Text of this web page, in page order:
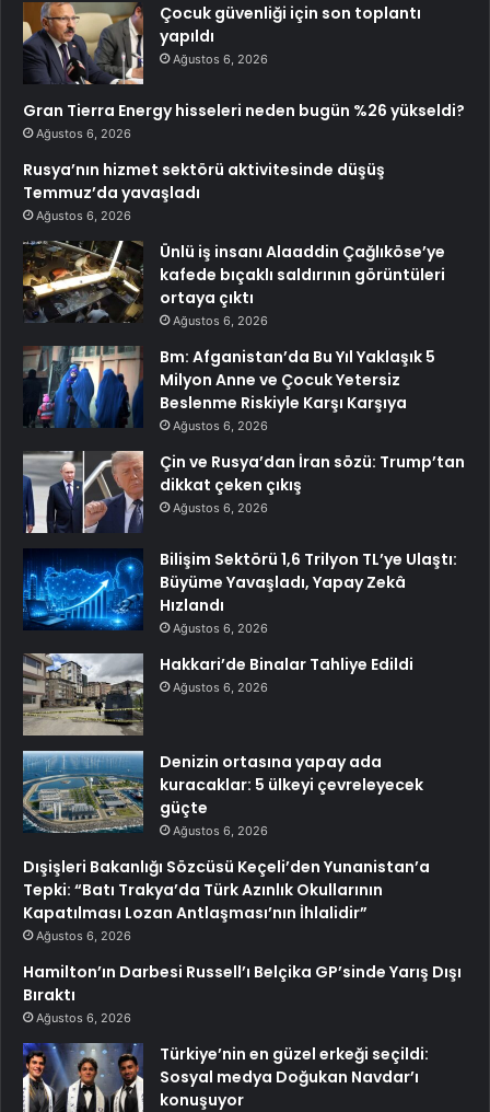
Çocuk güvenliği için son toplantı
yapıldı
Ağustos 6, 2026
Gran Tierra Energy hisseleri neden bugün %26 yükseldi?
Ağustos 6, 2026
Rusya’nın hizmet sektörü aktivitesinde düşüş
Temmuz’da yavaşladı
Ağustos 6, 2026
Ünlü iş insanı Alaaddin Çağlıköse’ye
kafede bıçaklı saldırının görüntüleri
ortaya çıktı
Ağustos 6, 2026
Bm: Afganistan’da Bu Yıl Yaklaşık 5
Milyon Anne ve Çocuk Yetersiz
Beslenme Riskiyle Karşı Karşıya
Ağustos 6, 2026
Çin ve Rusya’dan İran sözü: Trump’tan
dikkat çeken çıkış
Ağustos 6, 2026
Bilişim Sektörü 1,6 Trilyon TL’ye Ulaştı:
Büyüme Yavaşladı, Yapay Zekâ
Hızlandı
Ağustos 6, 2026
Hakkari’de Binalar Tahliye Edildi
Ağustos 6, 2026
Denizin ortasına yapay ada
kuracaklar: 5 ülkeyi çevreleyecek
güçte
Ağustos 6, 2026
Dışişleri Bakanlığı Sözcüsü Keçeli’den Yunanistan’a
Tepki: “Batı Trakya’da Türk Azınlık Okullarının
Kapatılması Lozan Antlaşması’nın İhlalidir”
Ağustos 6, 2026
Hamilton’ın Darbesi Russell’ı Belçika GP’sinde Yarış Dışı
Bıraktı
Ağustos 6, 2026
Türkiye’nin en güzel erkeği seçildi:
Sosyal medya Doğukan Navdar’ı
konuşuyor